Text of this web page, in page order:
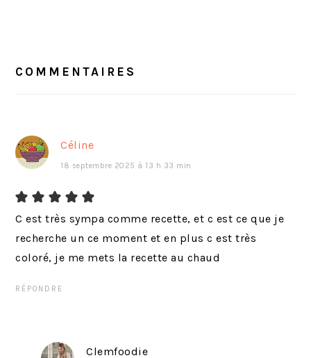
r
d
n
t
:
LECTEUR
COMMENTAIRES
Céline
18 septembre 2025 à 13 h 33 min
C est très sympa comme recette, et c est ce que je
recherche un ce moment et en plus c est très
coloré, je me mets la recette au chaud
RÉPONDRE
Clemfoodie